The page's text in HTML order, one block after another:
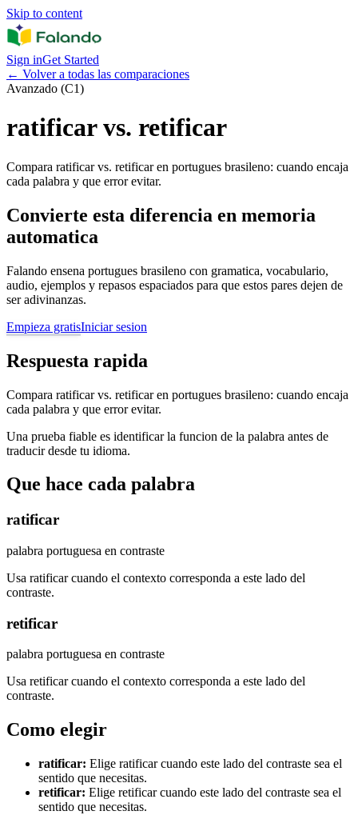
Skip to content
Sign inGet Started
← Volver a todas las comparaciones
Avanzado (C1)
ratificar vs. retificar
Compara ratificar vs. retificar en portugues brasileno: cuando encaja
cada palabra y que error evitar.
Convierte esta diferencia en memoria
automatica
Falando ensena portugues brasileno con gramatica, vocabulario,
audio, ejemplos y repasos espaciados para que estos pares dejen de
ser adivinanzas.
Empieza gratisIniciar sesion
Respuesta rapida
Compara ratificar vs. retificar en portugues brasileno: cuando encaja
cada palabra y que error evitar.
Una prueba fiable es identificar la funcion de la palabra antes de
traducir desde tu idioma.
Que hace cada palabra
ratificar
palabra portuguesa en contraste
Usa ratificar cuando el contexto corresponda a este lado del
contraste.
retificar
palabra portuguesa en contraste
Usa retificar cuando el contexto corresponda a este lado del
contraste.
Como elegir
ratificar: Elige ratificar cuando este lado del contraste sea el
sentido que necesitas.
retificar: Elige retificar cuando este lado del contraste sea el
sentido que necesitas.